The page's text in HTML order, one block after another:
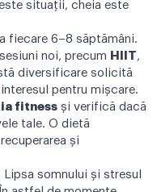
situații, cheia este
fiecare 6–8 săptămâni.
noi, precum HIIT,
diversificare solicită
pentru mișcare.
fitness și verifică dacă
tale. O dietă
și
Lipsa somnului și stresul